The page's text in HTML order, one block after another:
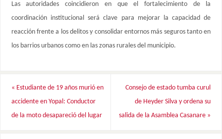
Las autoridades coincidieron en que el fortalecimiento de la
coordinación institucional será clave para mejorar la capacidad de
reacción frente a los delitos y consolidar entornos más seguros tanto en
los barrios urbanos como en las zonas rurales del municipio.
« Estudiante de 19 años murió en
accidente en Yopal: Conductor
de la moto desapareció del lugar
Consejo de estado tumba curul
de Heyder Silva y ordena su
salida de la Asamblea Casanare »